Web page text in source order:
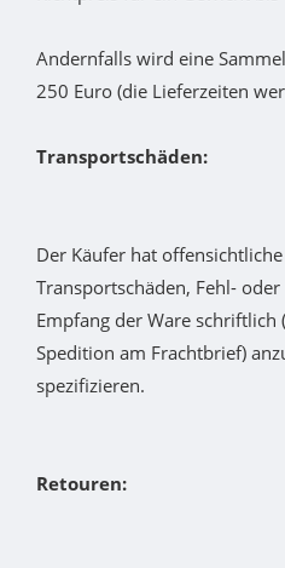
Andernfalls wird eine
250 Euro (die Lieferzeiten
Transportschäden:
Der Käufer hat
Transportschäden, Fehl-
Empfang der Ware schriftlich
Spedition am Frachtbrief)
spezifizieren.
Retouren: